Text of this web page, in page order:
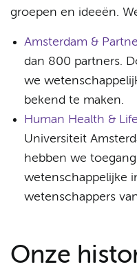
groepen en ideeën.
Amsterdam &
dan 800 partners.
we
bekend te maken.
Human Health &
Universiteit
hebben we
wetenschappelijke
wetenschappers
Onze